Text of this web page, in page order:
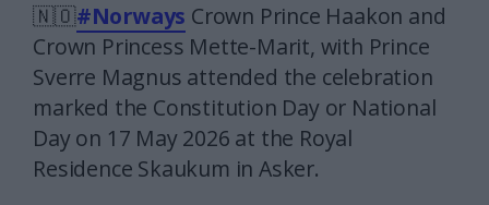
🇳🇴#Norways Crown Prince Haakon and
Crown Princess Mette-Marit, with Prince
Sverre Magnus attended the celebration
marked the Constitution Day or National
Day on 17 May 2026 at the Royal
Residence Skaukum in Asker.